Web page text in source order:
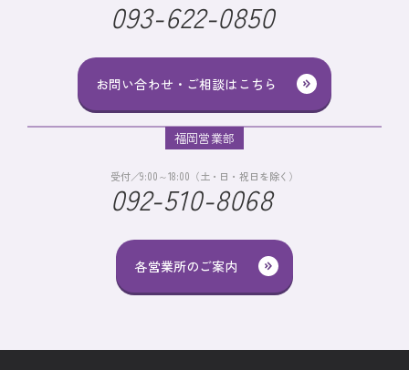
お問い合わせ・ご相談はこちら
093-622-0850
各営業所のご案内
福岡営業部
受付／9:00～18:00（土・日・祝日を除く）
092-510-8068